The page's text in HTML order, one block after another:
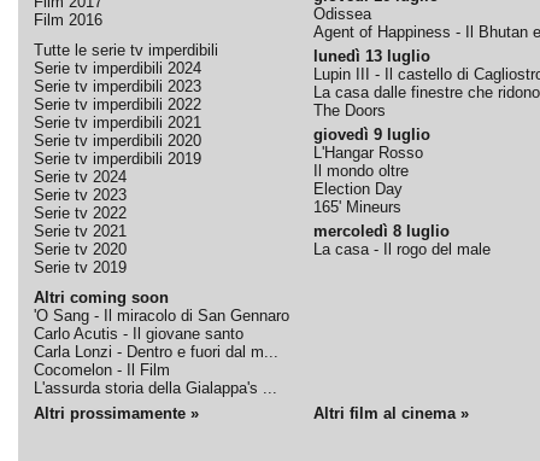
Film 2016
Tutte le serie tv imperdibili
Serie tv imperdibili 2024
Serie tv imperdibili 2023
Serie tv imperdibili 2022
Serie tv imperdibili 2021
Serie tv imperdibili 2020
Serie tv imperdibili 2019
Serie tv 2024
Serie tv 2023
Serie tv 2022
Serie tv 2021
Serie tv 2020
Serie tv 2019
Altri coming soon
'O Sang - Il miracolo di San Gennaro
Carlo Acutis - Il giovane santo
Carla Lonzi - Dentro e fuori dal m...
Cocomelon - Il Film
L'assurda storia della Gialappa's ...
Odissea
Agent of Happiness - Il Bhutan
lunedì 13 luglio
Lupin III - Il castello di
La casa dalle finestre che ridono
The Doors
giovedì 9 luglio
L'Hangar Rosso
Il mondo oltre
Election Day
165' Mineurs
mercoledì 8 luglio
La casa - Il rogo del male
Altri prossimamente » Altri film al cinema »